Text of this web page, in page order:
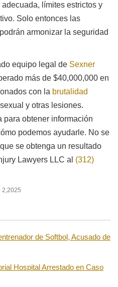
límites estrictos y
Solo entonces las
armonizar la seguridad
equipo legal de Sexner
más de $40,000,000 en
con la brutalidad
y otras lesiones.
para obtener información
podemos ayudarle. No se
se obtenga un resultado
Lawyers LLC al (312)
2,2025
de Softbol, Acusado de
Hospital Arrestado en Caso